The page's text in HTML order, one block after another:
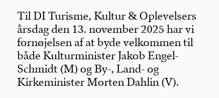
Til DI Turisme, Kultur & Oplevelsers
årsdag den 13. november 2025 har vi
fornøjelsen af at byde velkommen til
både Kulturminister Jakob Engel-
Schmidt (M) og By-, Land- og
Kirkeminister Morten Dahlin (V).